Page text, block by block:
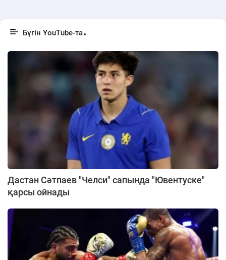
Бүгін YouTube-та
Дастан Сәтпаев "Челси" сапында "Ювентуске"
қарсы ойнады